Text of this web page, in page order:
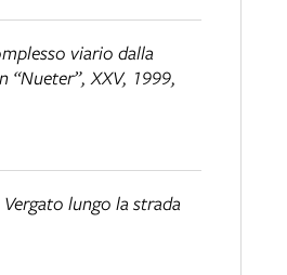
viario dalla
“Nueter”, XXV, 1999,
lungo la strada